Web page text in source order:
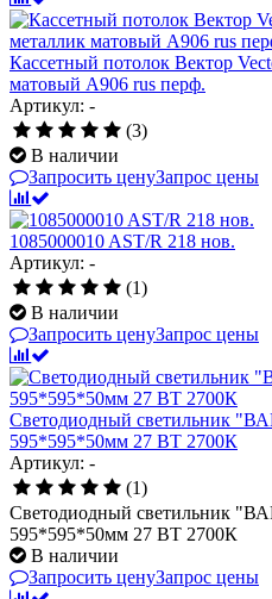
Кассетный потолок Вектор
матовый А906 rus перф.
Артикул: -
(3)
В наличии
Запросить ценуЗапрос цены
1085000010 AST/R 218 нов.
Артикул: -
(1)
В наличии
Запросить ценуЗапрос цены
Светодиодный светильник
595*595*50мм 27 ВТ 2700К
Артикул: -
(1)
Светодиодный светильник
595*595*50мм 27 ВТ 2700К
В наличии
Запросить ценуЗапрос цены